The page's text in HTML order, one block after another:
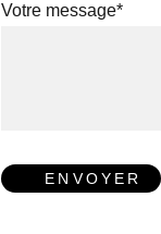
Votre message*
ENVOYER